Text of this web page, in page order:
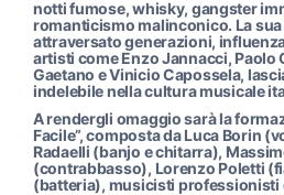
notti fumose, whisky, gangster
romanticismo malinconico. La
attraversato generazioni,
artisti come Enzo Jannacci, Paolo
Gaetano e Vinicio Capossela,
indelebile nella cultura musicale
A rendergli omaggio sarà la
Facile”, composta da Luca Borin
Radaelli (banjo e chitarra),
(contrabbasso), Lorenzo Poletti
(batteria), musicisti professionisti